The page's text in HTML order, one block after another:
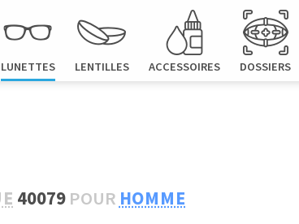
LUNETTES LENTILLES ACCESSOIRES DOSSIERS
40079 POUR HOMME